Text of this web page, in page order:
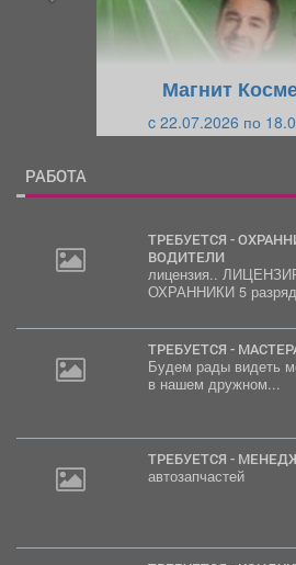
Магнит
c 22.07.2026 по
РАБОТА
ТРЕБУЕТСЯ - ОХРАННИКИ, ОХРАННИКИ-
ВОДИТЕЛИ
лицензия..
ОХРАННИКИ
ТРЕБУЕТСЯ -
Будем рады видеть
в нашем дружном...
ТРЕБУЕТСЯ -
автозапчастей